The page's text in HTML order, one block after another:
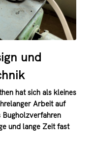
und
hat sich als kleines
Arbeit auf
und lange Zeit fast